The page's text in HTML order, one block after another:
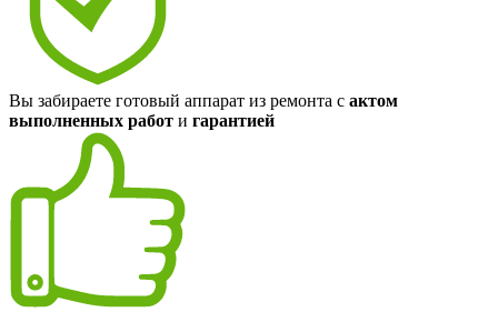
Вы забираете готовый аппарат из ремонта с актом
выполненных работ и гарантией